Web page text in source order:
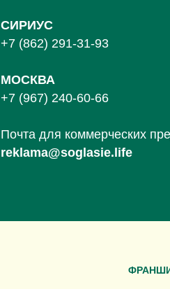
СИРИУС
+7 (862) 291-31-93
МОСКВА
+7 (967) 240-60-66
Почта для коммерческих
reklama@soglasie.life